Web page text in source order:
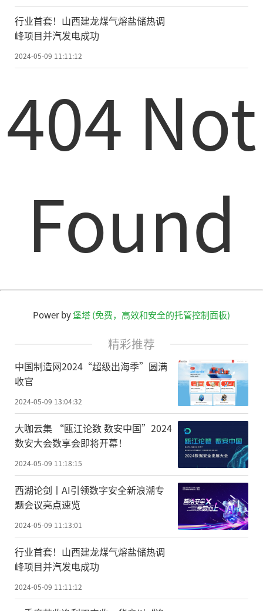
行业首套！山西建龙煤气熔盐储热调
峰项目并汽发电成功
2024-05-09 11:11:12
404 Not
Found
Power by堡塔 (免费，高效和安全的托管控制面板)
精彩推荐
中国制造网2024“超级出海季”圆满
收官
2024-05-09 13:04:32
大咖云集 “瓯江论数 数安中国”2024
数安大会数享会即将开幕！
2024-05-09 11:18:15
西湖论剑丨AI引领数字安全新浪潮专
题会议亮点速览
2024-05-09 11:13:01
行业首套！山西建龙煤气熔盐储热调
峰项目并汽发电成功
2024-05-09 11:11:12